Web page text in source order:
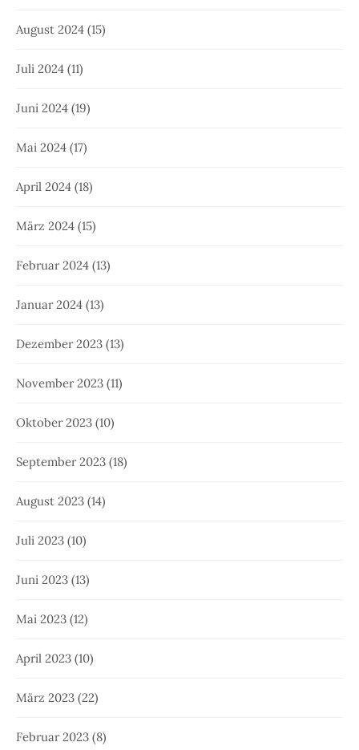
August 2024 (15)
Juli 2024 (11)
Juni 2024 (19)
Mai 2024 (17)
April 2024 (18)
März 2024 (15)
Februar 2024 (13)
Januar 2024 (13)
Dezember 2023 (13)
November 2023 (11)
Oktober 2023 (10)
September 2023 (18)
August 2023 (14)
Juli 2023 (10)
Juni 2023 (13)
Mai 2023 (12)
April 2023 (10)
März 2023 (22)
Februar 2023 (8)